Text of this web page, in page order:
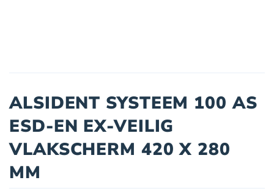
ALSIDENT SYSTEEM 100 AS
ESD-EN EX-VEILIG
VLAKSCHERM 420 X 280
MM